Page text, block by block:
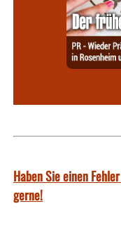
Haben Sie einen
gerne!